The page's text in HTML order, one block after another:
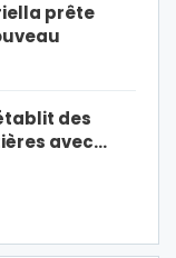
prête
des
avec…